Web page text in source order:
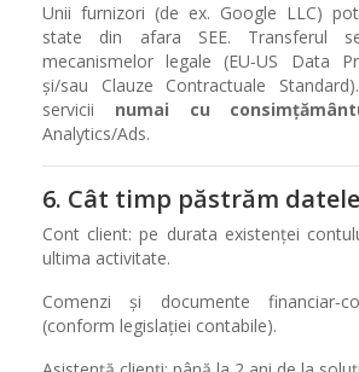
Unii furnizori (de ex. Google LLC)
state din afara SEE. Transferul
mecanismelor legale (EU‑US Data
și/sau Clauze Contractuale
servicii numai cu
Analytics/Ads.
6. Cât timp păstrăm datele
Cont client: pe durata existenței
ultima activitate.
Comenzi și documente
(conform legislației contabile).